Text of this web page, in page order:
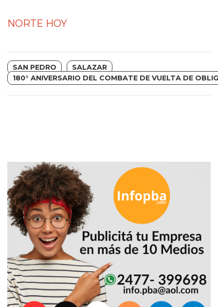
GRATIS
VS
OTRAS
PLATAFORMAS
RECIBIR
PEDIDOS
DE
COMIDA
POR
WHATSAPP:
GUÍA
DEFINITIVA
PARA
RESTAURANTES
NORTE HOY
SAN PEDRO
SALAZAR
180° ANIVERSARIO DEL COMBATE DE VUELTA DE